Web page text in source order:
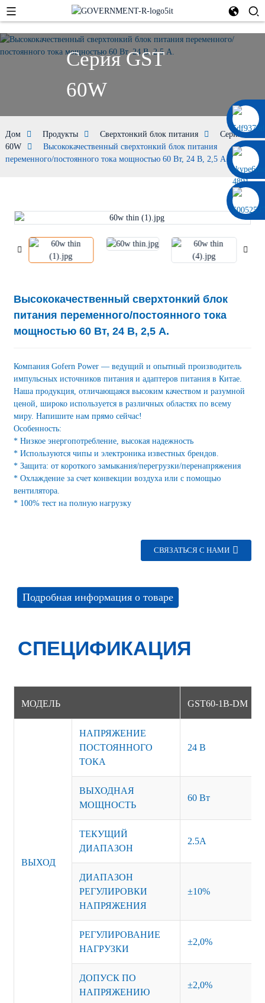
0086 13322920697
Серия GST
60W
Дом Продукты Сверхтонкий блок питания
Серия GST
60W
Высококачественный сверхтонкий блок питания
переменного/постоянного тока мощностью 60 Вт, 24 В, 2,5 А.
Высококачественный сверхтонкий блок
питания переменного/постоянного тока
мощностью 60 Вт, 24 В, 2,5 А.
Компания Gofern Power — ведущий и опытный производитель
импульсных источников питания и адаптеров питания в Китае.
Наша продукция, отличающаяся высоким качеством и разумной
ценой, широко используется в различных областях по всему
миру. Напишите нам прямо сейчас!
Особенность:
* Низкое энергопотребление, высокая надежность
* Используются чипы и электроника известных брендов.
* Защита: от короткого замыкания/перегрузки/перенапряжения
* Охлаждение за счет конвекции воздуха или с помощью
вентилятора.
* 100% тест на полную нагрузку
СВЯЗАТЬСЯ С НАМИ
Подробная информация о товаре
СПЕЦИФИКАЦИЯ
МОДЕЛЬ GST60-1B-DM
ВЫХОД
НАПРЯЖЕНИЕ
ПОСТОЯННОГО
ТОКА
24 В
ВЫХОДНАЯ
МОЩНОСТЬ
60 Вт
ТЕКУЩИЙ
ДИАПАЗОН
2.5А
ДИАПАЗОН
РЕГУЛИРОВКИ
НАПРЯЖЕНИЯ
±10%
РЕГУЛИРОВАНИЕ
НАГРУЗКИ
±2,0%
ДОПУСК ПО
НАПРЯЖЕНИЮ
±2,0%